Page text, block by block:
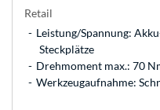
Retail
Leistung/Spannung:
Steckplätze
Drehmoment max.: 70
Werkzeugaufnahme: